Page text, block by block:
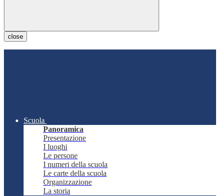
close
Scuola
Panoramica
Presentazione
I luoghi
Le persone
I numeri della scuola
Le carte della scuola
Organizzazione
La storia